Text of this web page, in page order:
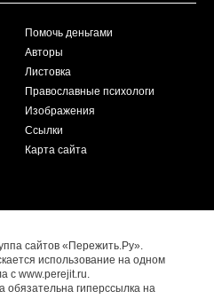
Помочь деньгами
Авторы
Листовка
Православные психологи
Изображения
Ссылки
Карта сайта
сайтов «Пережить.Ру».
использование на одном
с www.perejit.ru.
гиперссылка на